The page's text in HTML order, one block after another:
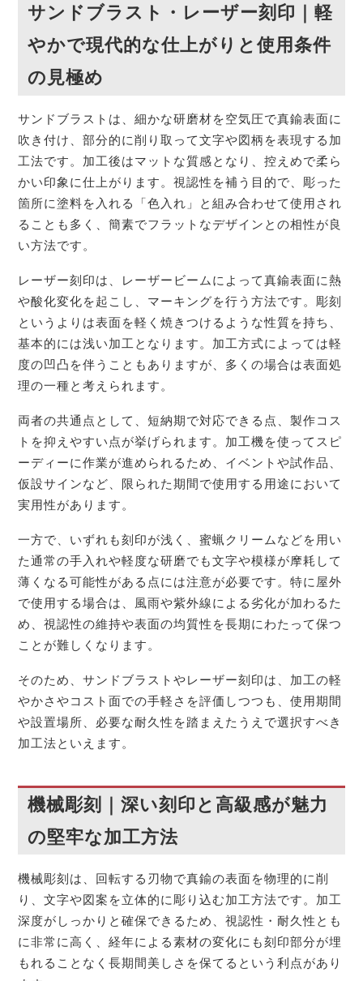
サンドブラスト・レーザー刻印｜軽
やかで現代的な仕上がりと使用条件
の見極め
サンドブラストは、細かな研磨材を空気圧で真鍮表面に
吹き付け、部分的に削り取って文字や図柄を表現する加
工法です。加工後はマットな質感となり、控えめで柔ら
かい印象に仕上がります。視認性を補う目的で、彫った
箇所に塗料を入れる「色入れ」と組み合わせて使用され
ることも多く、簡素でフラットなデザインとの相性が良
い方法です。
レーザー刻印は、レーザービームによって真鍮表面に熱
や酸化変化を起こし、マーキングを行う方法です。彫刻
というよりは表面を軽く焼きつけるような性質を持ち、
基本的には浅い加工となります。加工方式によっては軽
度の凹凸を伴うこともありますが、多くの場合は表面処
理の一種と考えられます。
両者の共通点として、短納期で対応できる点、製作コス
トを抑えやすい点が挙げられます。加工機を使ってスピ
ーディーに作業が進められるため、イベントや試作品、
仮設サインなど、限られた期間で使用する用途において
実用性があります。
一方で、いずれも刻印が浅く、蜜蝋クリームなどを用い
た通常の手入れや軽度な研磨でも文字や模様が摩耗して
薄くなる可能性がある点には注意が必要です。特に屋外
で使用する場合は、風雨や紫外線による劣化が加わるた
め、視認性の維持や表面の均質性を長期にわたって保つ
ことが難しくなります。
そのため、サンドブラストやレーザー刻印は、加工の軽
やかさやコスト面での手軽さを評価しつつも、使用期間
や設置場所、必要な耐久性を踏まえたうえで選択すべき
加工法といえます。
機械彫刻｜深い刻印と高級感が魅力
の堅牢な加工方法
機械彫刻は、回転する刃物で真鍮の表面を物理的に削
り、文字や図案を立体的に彫り込む加工方法です。加工
深度がしっかりと確保できるため、視認性・耐久性とも
に非常に高く、経年による素材の変化にも刻印部分が埋
もれることなく長期間美しさを保てるという利点があり